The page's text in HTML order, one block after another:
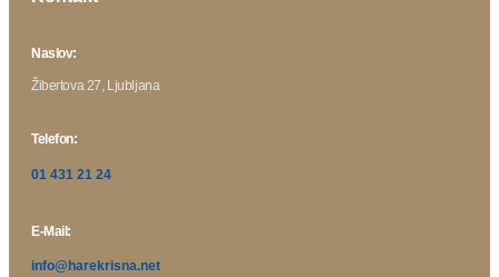
Naslov:
Žibertova 27, Ljubljana
Telefon:
01 431 21 24
E-Mail:
info@harekrisna.net